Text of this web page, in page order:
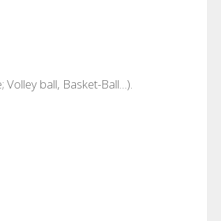
ball, Basket-Ball…).